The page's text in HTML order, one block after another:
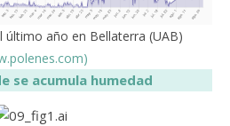
último año en Bellaterra (UAB)
se acumula humedad